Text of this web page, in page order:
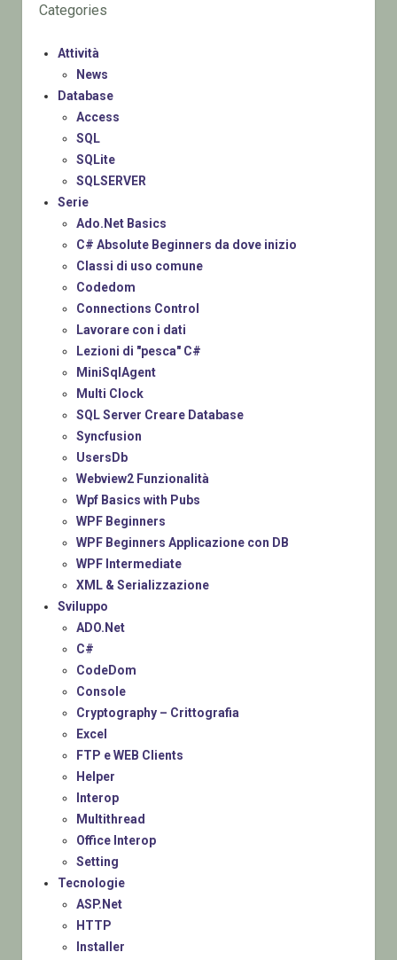
Categories
Attività
News
Database
Access
SQL
SQLite
SQLSERVER
Serie
Ado.Net Basics
C# Absolute Beginners da dove inizio
Classi di uso comune
Codedom
Connections Control
Lavorare con i dati
Lezioni di "pesca" C#
MiniSqlAgent
Multi Clock
SQL Server Creare Database
Syncfusion
UsersDb
Webview2 Funzionalità
Wpf Basics with Pubs
WPF Beginners
WPF Beginners Applicazione con DB
WPF Intermediate
XML & Serializzazione
Sviluppo
ADO.Net
C#
CodeDom
Console
Cryptography – Crittografia
Excel
FTP e WEB Clients
Helper
Interop
Multithread
Office Interop
Setting
Tecnologie
ASP.Net
HTTP
Installer